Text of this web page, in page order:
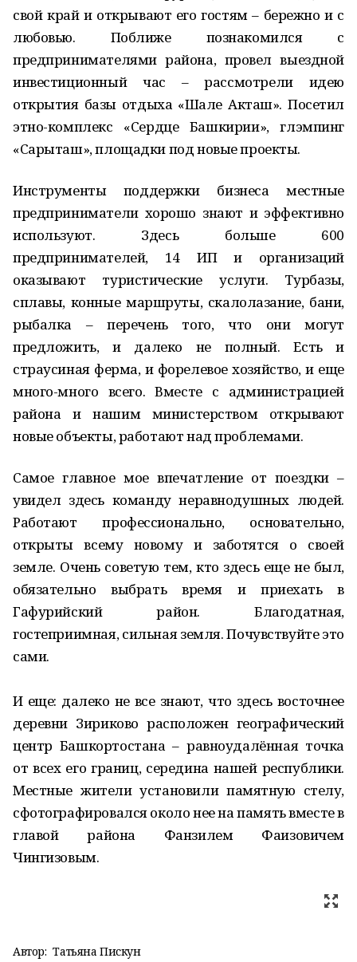
свой край и открывают его гостям – бережно и с
любовью. Поближе познакомился с
предпринимателями района, провел выездной
инвестиционный час – рассмотрели идею
открытия базы отдыха «Шале Акташ». Посетил
этно-комплекс «Сердце Башкирии», глэмпинг
«Сарыташ», площадки под новые проекты.
Инструменты поддержки бизнеса местные
предприниматели хорошо знают и эффективно
используют. Здесь больше 600
предпринимателей, 14 ИП и организаций
оказывают туристические услуги. Турбазы,
сплавы, конные маршруты, скалолазание, бани,
рыбалка – перечень того, что они могут
предложить, и далеко не полный. Есть и
страусиная ферма, и форелевое хозяйство, и еще
много-много всего. Вместе с администрацией
района и нашим министерством открывают
новые объекты, работают над проблемами.
Самое главное мое впечатление от поездки –
увидел здесь команду неравнодушных людей.
Работают профессионально, основательно,
открыты всему новому и заботятся о своей
земле. Очень советую тем, кто здесь еще не был,
обязательно выбрать время и приехать в
Гафурийский район. Благодатная,
гостеприимная, сильная земля. Почувствуйте это
сами.
И еще: далеко не все знают, что здесь восточнее
деревни Зириково расположен географический
центр Башкортостана – равноудалённая точка
от всех его границ, середина нашей республики.
Местные жители установили памятную стелу,
сфотографировался около нее на память вместе в
главой района Фанзилем Фаизовичем
Чингизовым.
Автор: Татьяна Пискун